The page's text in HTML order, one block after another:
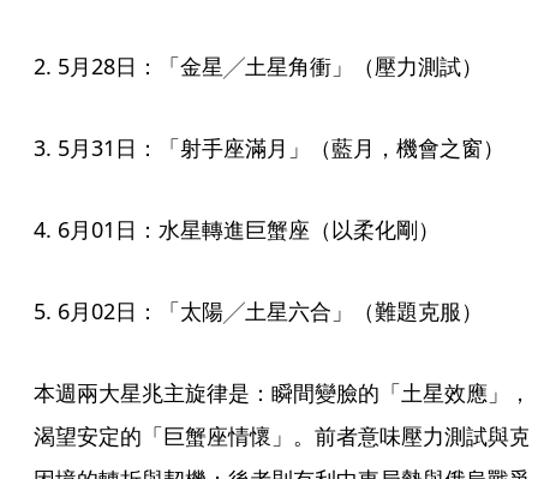
2. 5月28日：「金星╱土星角衝」（壓力測試）
3. 5月31日：「射手座滿月」（藍月，機會之窗）
4. 6月01日：水星轉進巨蟹座（以柔化剛）
5. 6月02日：「太陽╱土星六合」（難題克服）
本週兩大星兆主旋律是：瞬間變臉的「土星效應」，
渴望安定的「巨蟹座情懷」。前者意味壓力測試與克